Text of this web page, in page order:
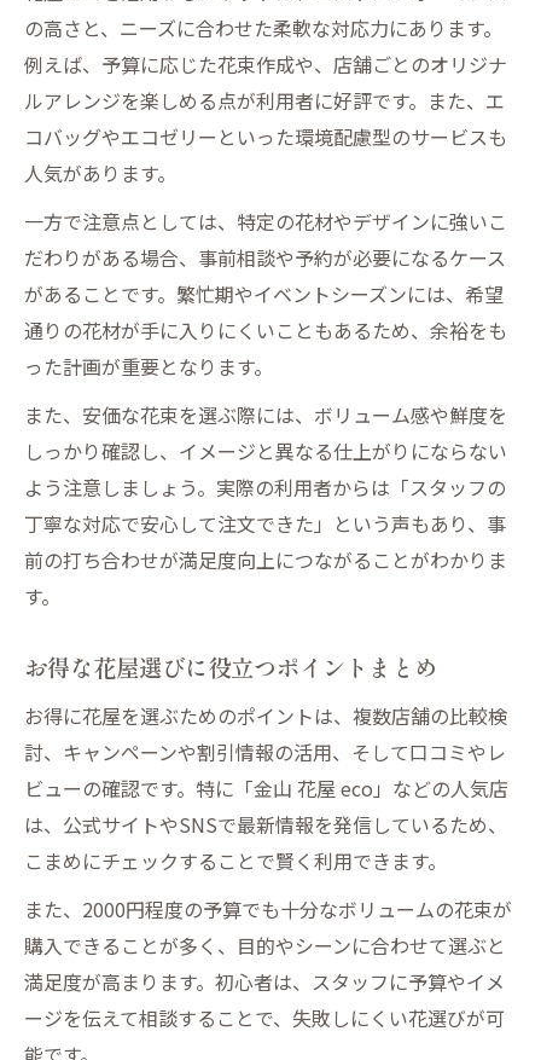
の高さと、ニーズに合わせた柔軟な対応力にあります。
例えば、予算に応じた花束作成や、店舗ごとのオリジナ
ルアレンジを楽しめる点が利用者に好評です。また、エ
コバッグやエコゼリーといった環境配慮型のサービスも
人気があります。
一方で注意点としては、特定の花材やデザインに強いこ
だわりがある場合、事前相談や予約が必要になるケース
があることです。繁忙期やイベントシーズンには、希望
通りの花材が手に入りにくいこともあるため、余裕をも
った計画が重要となります。
また、安価な花束を選ぶ際には、ボリューム感や鮮度を
しっかり確認し、イメージと異なる仕上がりにならない
よう注意しましょう。実際の利用者からは「スタッフの
丁寧な対応で安心して注文できた」という声もあり、事
前の打ち合わせが満足度向上につながることがわかりま
す。
お得な花屋選びに役立つポイントまとめ
お得に花屋を選ぶためのポイントは、複数店舗の比較検
討、キャンペーンや割引情報の活用、そして口コミやレ
ビューの確認です。特に「金山 花屋 eco」などの人気店
は、公式サイトやSNSで最新情報を発信しているため、
こまめにチェックすることで賢く利用できます。
また、2000円程度の予算でも十分なボリュームの花束が
購入できることが多く、目的やシーンに合わせて選ぶと
満足度が高まります。初心者は、スタッフに予算やイメ
ージを伝えて相談することで、失敗しにくい花選びが可